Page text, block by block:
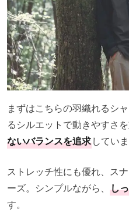
まずはこちらの羽織れるシ
るシルエットで動きやすさを
ないバランスを追求していま
ストレッチ性にも優れ、ス
ーズ。シンプルながら、 し
す。